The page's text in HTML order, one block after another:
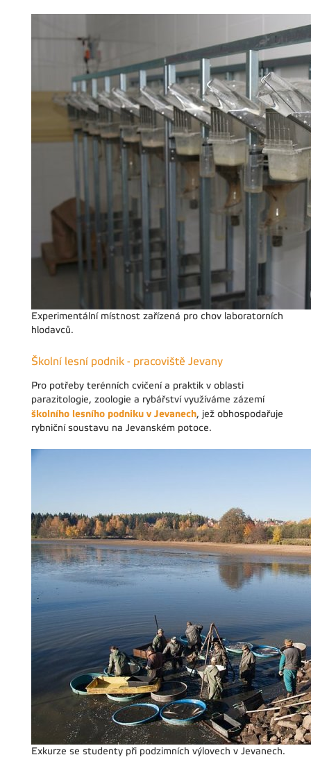
Experimentální místnost zařízená pro chov laboratorních
hlodavců.
Školní lesní podnik - pracoviště Jevany
Pro potřeby terénních cvičení a praktik v oblasti
parazitologie, zoologie a rybářství využíváme zázemí
školního lesního podniku v Jevanech, jež obhospodařuje
rybniční soustavu na Jevanském potoce.
Exkurze se studenty při podzimních výlovech v Jevanech.